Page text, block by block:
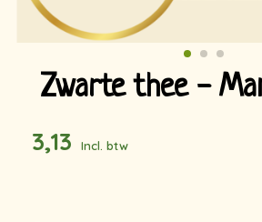
Zwarte thee -
3,13
Incl. btw